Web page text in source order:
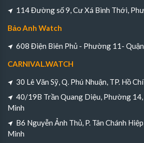
114 Đường số 9, Cư Xá Bình Thới,
Bảo Anh Watch
608 Điện Biên Phủ - Phường 11-
CARNIVAL.WATCH
30 Lê Văn Sỹ, Q. Phú Nhuận, TP. Hồ
40/19B Trần Quang Diệu, Phường 14,
Minh
B6 Nguyễn Ảnh Thủ, P. Tân Chánh
Minh